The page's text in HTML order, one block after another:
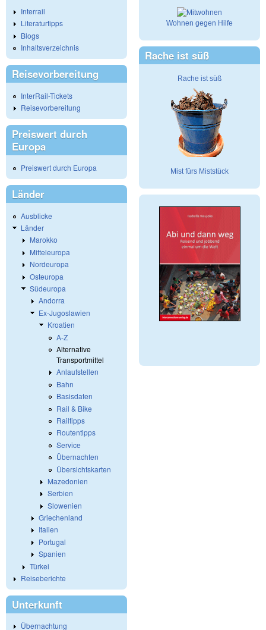
Interrail
Literaturtipps
Blogs
Inhaltsverzeichnis
Reisevorbereitung
InterRail-Tickets
Reisevorbereitung
Preiswert durch
Europa
Preiswert durch Europa
Länder
Ausblicke
Länder
Marokko
Mitteleuropa
Nordeuropa
Osteuropa
Südeuropa
Andorra
Ex-Jugoslawien
Kroatien
A-Z
Alternative
Transportmittel
Anlaufstellen
Bahn
Basisdaten
Rail & Bike
Railtipps
Routentipps
Service
Übernachten
Übersichtskarten
Mazedonien
Serbien
Slowenien
Griechenland
Italien
Portugal
Spanien
Türkei
Reiseberichte
Unterkunft
Übernachtung
Wohnen gegen Hilfe
Rache ist süß
Rache ist süß
Mist fürs Miststück